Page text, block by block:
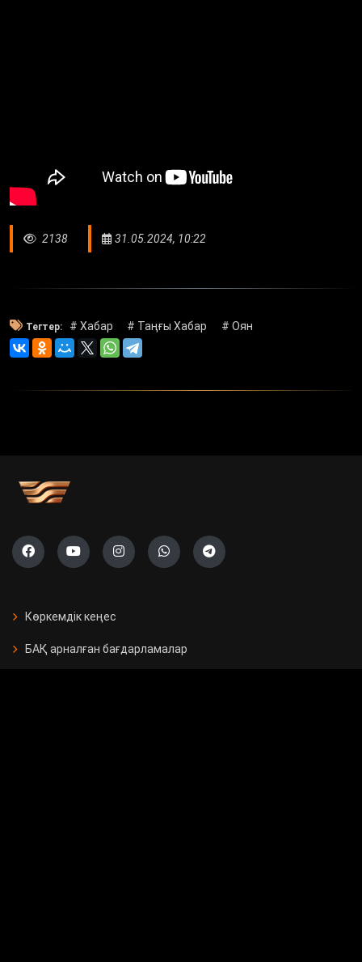
2138 31.05.2024, 10:22
Тегтер: # Хабар # Таңғы Хабар # Оян
Көркемдік кеңес
БАҚ арналған бағдарламалар